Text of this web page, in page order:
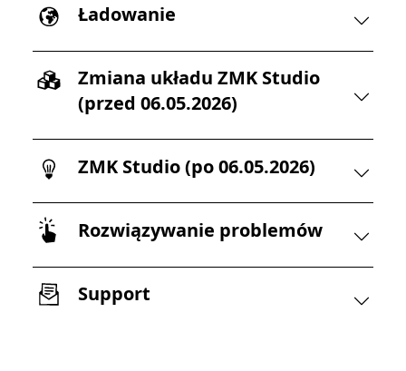
Ładowanie
Zmiana układu ZMK Studio
(przed 06.05.2026)
ZMK Studio (po 06.05.2026)
Rozwiązywanie problemów
Support